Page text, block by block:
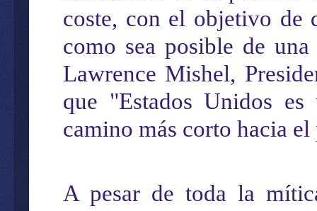
coste, con el objetivo de
como sea posible de
Lawrence Mishel,
que "Estados Unidos
camino más corto hacia el
A pesar de toda la